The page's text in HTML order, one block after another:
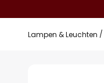
Lampen & Leuchten